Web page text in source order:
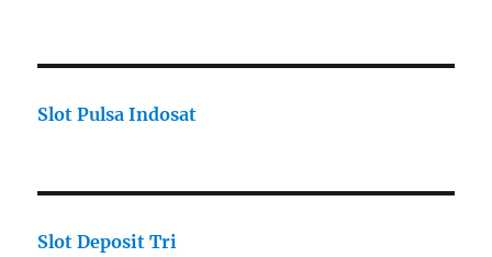
Slot Pulsa Indosat
Slot Deposit Tri